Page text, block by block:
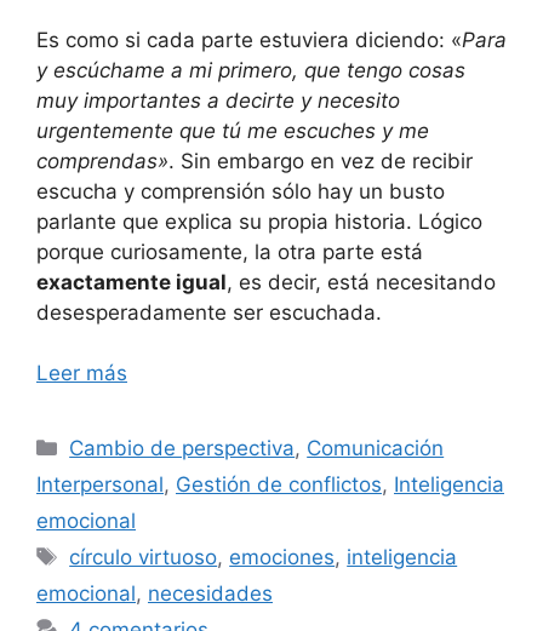
Es como si cada parte estuviera diciendo: «Para
y escúchame a mi primero, que tengo cosas
muy importantes a decirte y necesito
urgentemente que tú me escuches y me
comprendas». Sin embargo en vez de recibir
escucha y comprensión sólo hay un busto
parlante que explica su propia historia. Lógico
porque curiosamente, la otra parte está
exactamente igual, es decir, está necesitando
desesperadamente ser escuchada.
Leer más
Categorías
Cambio de perspectiva, Comunicación
Interpersonal, Gestión de conflictos, Inteligencia
emocional
Etiquetas
círculo virtuoso, emociones, inteligencia
emocional, necesidades